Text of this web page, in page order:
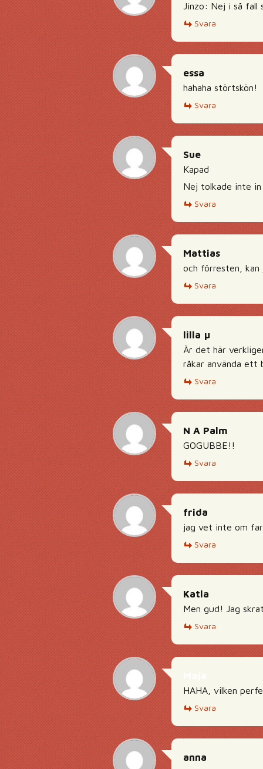
Jinzo: Nej i så fall
Svara
essa
hahaha störtskön!
Svara
Sue
Kapad
Nej tolkade inte
Svara
Mattias
och förresten, kan
Svara
lilla µ
Är det här
råkar använda ett
Svara
N A Palm
GOGUBBE!!
Svara
frida
jag vet inte om
Svara
Katla
Men gud! Jag
Svara
HAHA, vilken
Svara
anna